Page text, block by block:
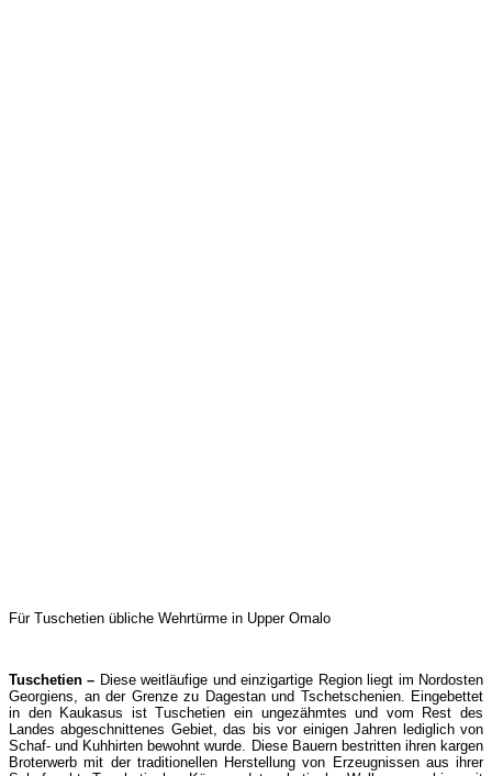
Für Tuschetien übliche Wehrtürme in Upper Omalo
Tuschetien – Diese weitläufige und einzigartige Region liegt im Nordosten
Georgiens, an der Grenze zu Dagestan und Tschetschenien. Eingebettet
in den Kaukasus ist Tuschetien ein ungezähmtes und vom Rest des
Landes abgeschnittenes Gebiet, das bis vor einigen Jahren lediglich von
Schaf- und Kuhhirten bewohnt wurde. Diese Bauern bestritten ihren kargen
Broterwerb mit der traditionellen Herstellung von Erzeugnissen aus ihrer